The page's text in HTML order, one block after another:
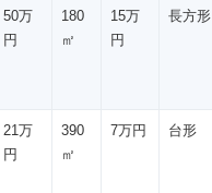
50万
円
180
㎡
15万
円
長方形
21万
円
390
㎡
7万円 台形